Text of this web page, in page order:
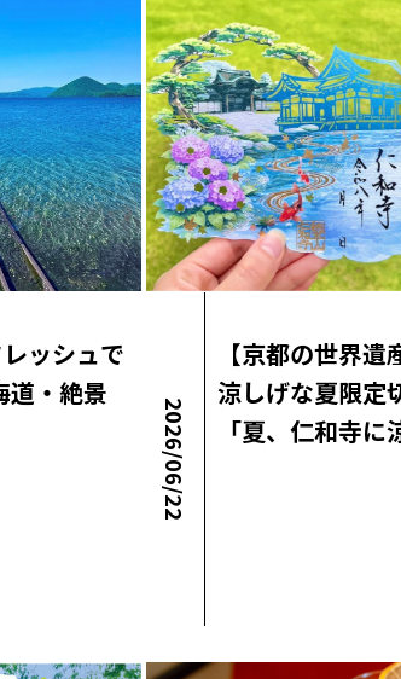
ッシュで
道・絶景
2026/06/22
【京都の世界遺
涼しげな夏限定
「夏、仁和寺